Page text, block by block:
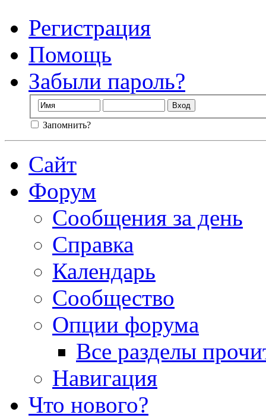
Регистрация
Помощь
Забыли пароль?
Запомнить?
Сайт
Форум
Сообщения за день
Справка
Календарь
Сообщество
Опции форума
Все разделы
Навигация
Что нового?